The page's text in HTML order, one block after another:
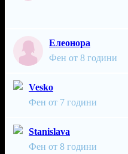
Елеонора
Фен от 8 години
Vesko
Фен от 7 години
Stanislava
Фен от 8 години